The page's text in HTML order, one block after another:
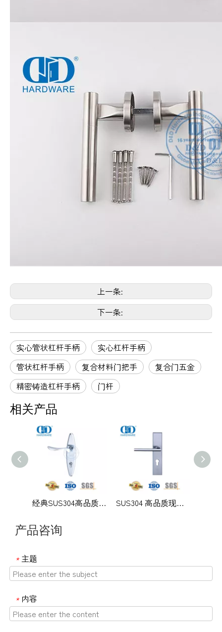
上一条:
下一条:
实心管状杠杆手柄
实心杠杆手柄
管状杠杆手柄
复合材料门把手
复合门五金
精密铸造杠杆手柄
门杆
相关产品
经典SUS304高品质现代外门实心拉手杆带背板-DDLP002 SUS304 高品质现代办公室门带板执手-DDLP001
产品咨询
* 主题
* 内容